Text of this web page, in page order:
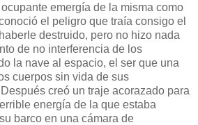
emergía de la misma como
el peligro que traía consigo el
destruido, pero no hizo nada
de no interferencia de los
la nave al espacio, el ser que una
cuerpos sin vida de sus
creó un traje acorazado para
energía de la que estaba
barco en una cámara de